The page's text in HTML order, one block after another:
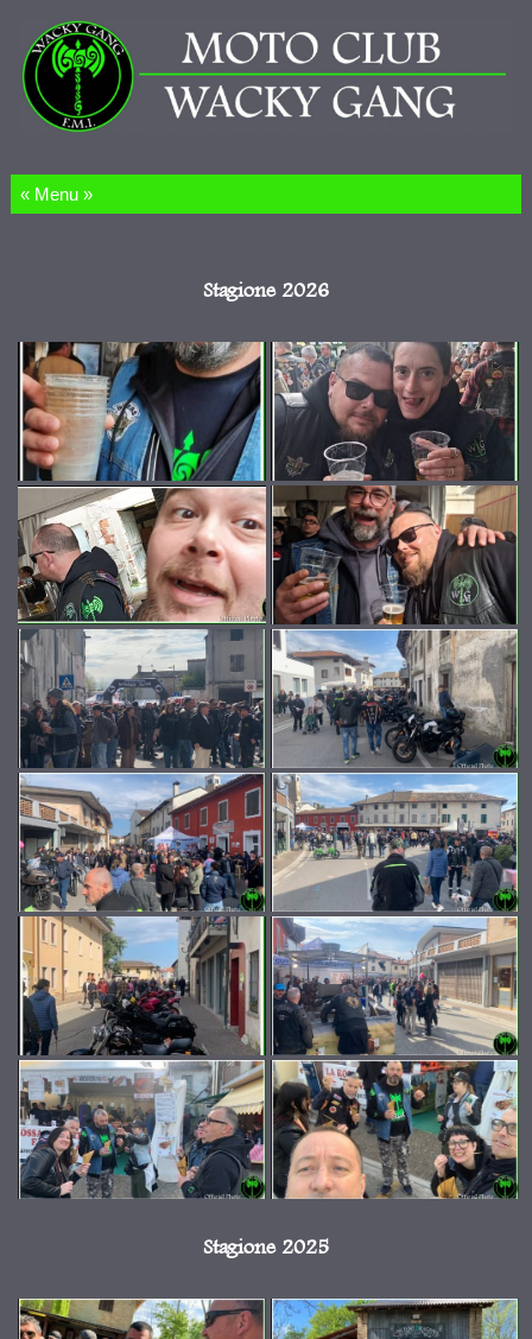
Salta al contenuto
Stagione 2026
Stagione 2025